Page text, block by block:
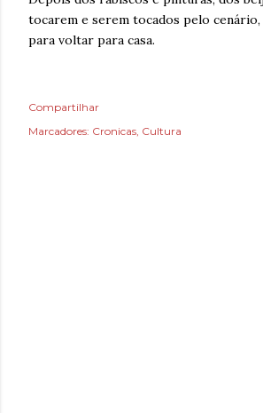
tocarem e serem tocados pelo
para voltar para casa.
Compartilhar
Marcadores: Cronicas Cultura